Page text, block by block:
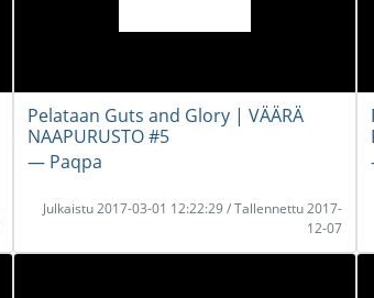
Pelataan Guts and Glory | VÄÄRÄ
NAAPURUSTO #5
― Paqpa
Julkaistu 2017-03-01 12:22:29 / Tallennettu 2017-
12-07